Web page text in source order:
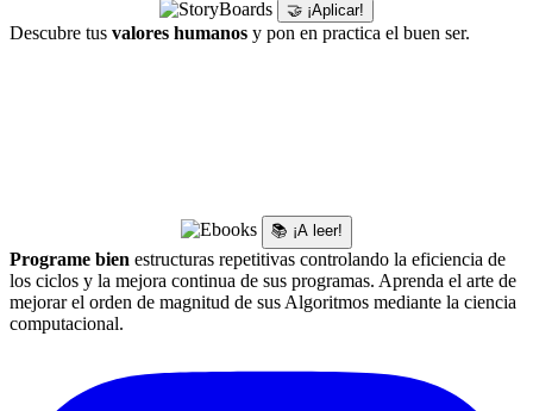
🤝 ¡Aplicar!
Descubre tus valores humanos y pon en practica el buen ser.
📚 ¡A leer!
Programe bien estructuras repetitivas controlando la eficiencia de
los ciclos y la mejora continua de sus programas. Aprenda el arte de
mejorar el orden de magnitud de sus Algoritmos mediante la ciencia
computacional.